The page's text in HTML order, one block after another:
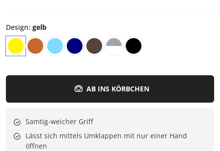
Design: gelb
AB INS KÖRBCHEN
Samtig-weicher Griff
Lässt sich mittels Umklappen mit nur einer Hand
öffnen